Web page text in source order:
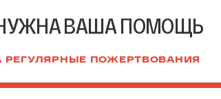
ВАША ПОМОЩЬ
РЕГУЛЯРНЫЕ ПОЖЕРТВОВАНИЯ